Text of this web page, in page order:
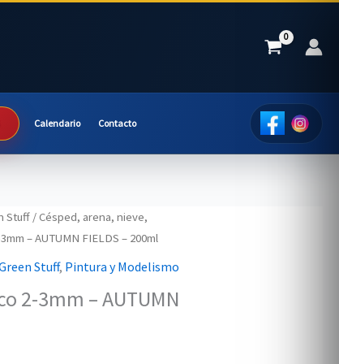
Calendario Contacto
Stuff/Césped, arena, nieve,
– AUTUMN FIELDS – 200ml
Stuff, Pintura y Modelismo
2-3mm – AUTUMN